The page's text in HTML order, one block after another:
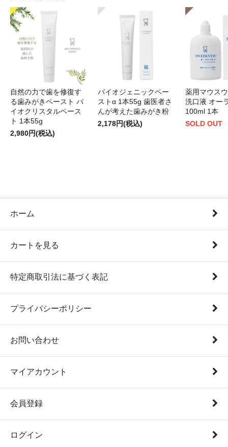
自然の力で歯を修復す
る歯みがきペースト バ
イオクリスタルペース
ト 1本55g
2,980円(税込)
バイオジェニックペー
ストα 1本55g 歯医者さ
んが考えた歯みがき粉
2,178円(税込)
薬用マウス
洗口液 オー
100ml 1本
SOLD OUT
ホーム
カートを見る
特定商取引法に基づく表記
プライバシーポリシー
お問い合わせ
マイアカウント
会員登録
ログイン